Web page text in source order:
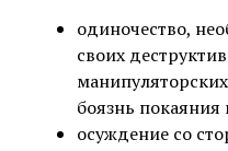
одиночество,
своих
боязнь
осуждение со